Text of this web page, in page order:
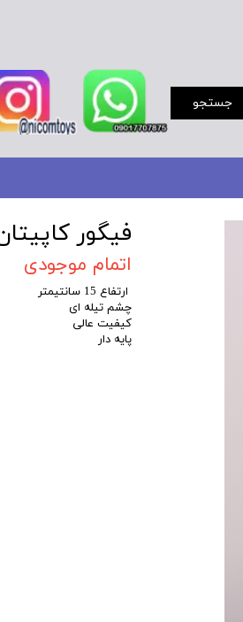
جستجو
فیگور
اتمام موجودی
ارتفاع 15 سانتیمتر
چشم تیله ای
کیفیت عالی
پایه دار